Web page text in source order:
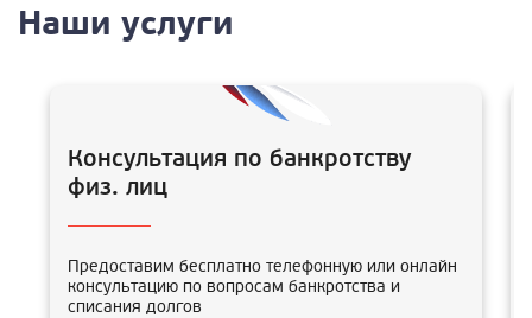
Наши услуги
Консультация по банкротству
физ. лиц
Предоставим бесплатно телефонную или онлайн
консультацию по вопросам банкротства и
списания долгов